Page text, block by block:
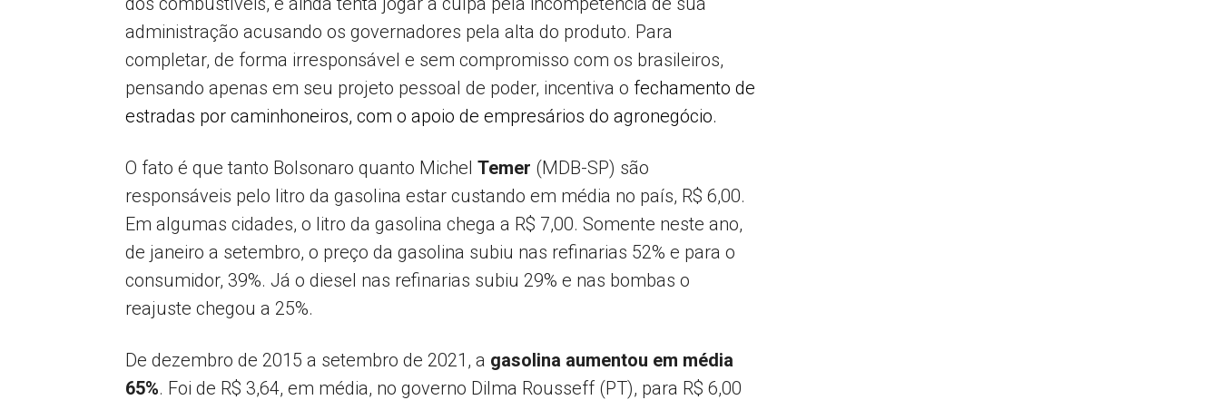
administração acusando os governadores pela alta do produto. Para
completar, de forma irresponsável e sem compromisso com os brasileiros,
pensando apenas em seu projeto pessoal de poder, incentiva o fechamento de
estradas por caminhoneiros, com o apoio de empresários do agronegócio.
O fato é que tanto Bolsonaro quanto Michel Temer (MDB-SP) são
responsáveis pelo litro da gasolina estar custando em média no país, R$ 6,00.
Em algumas cidades, o litro da gasolina chega a R$ 7,00. Somente neste ano,
de janeiro a setembro, o preço da gasolina subiu nas refinarias 52% e para o
consumidor, 39%. Já o diesel nas refinarias subiu 29% e nas bombas o
reajuste chegou a 25%.
De dezembro de 2015 a setembro de 2021, a gasolina aumentou em média
65%. Foi de R$ 3,64, em média, no governo Dilma Rousseff (PT), para R$ 6,00